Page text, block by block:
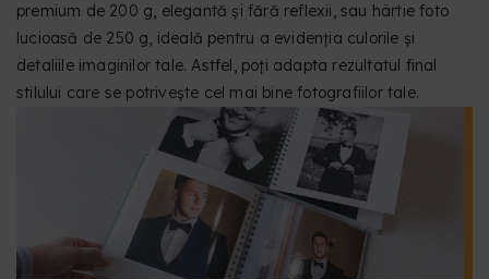
premium de 200 g, elegantă și fără reflexii, sau hârtie foto
lucioasă de 250 g, ideală pentru a evidenția culorile și
detaliile imaginilor tale. Astfel, poți adapta rezultatul final
stilului care se potrivește cel mai bine fotografiilor tale.